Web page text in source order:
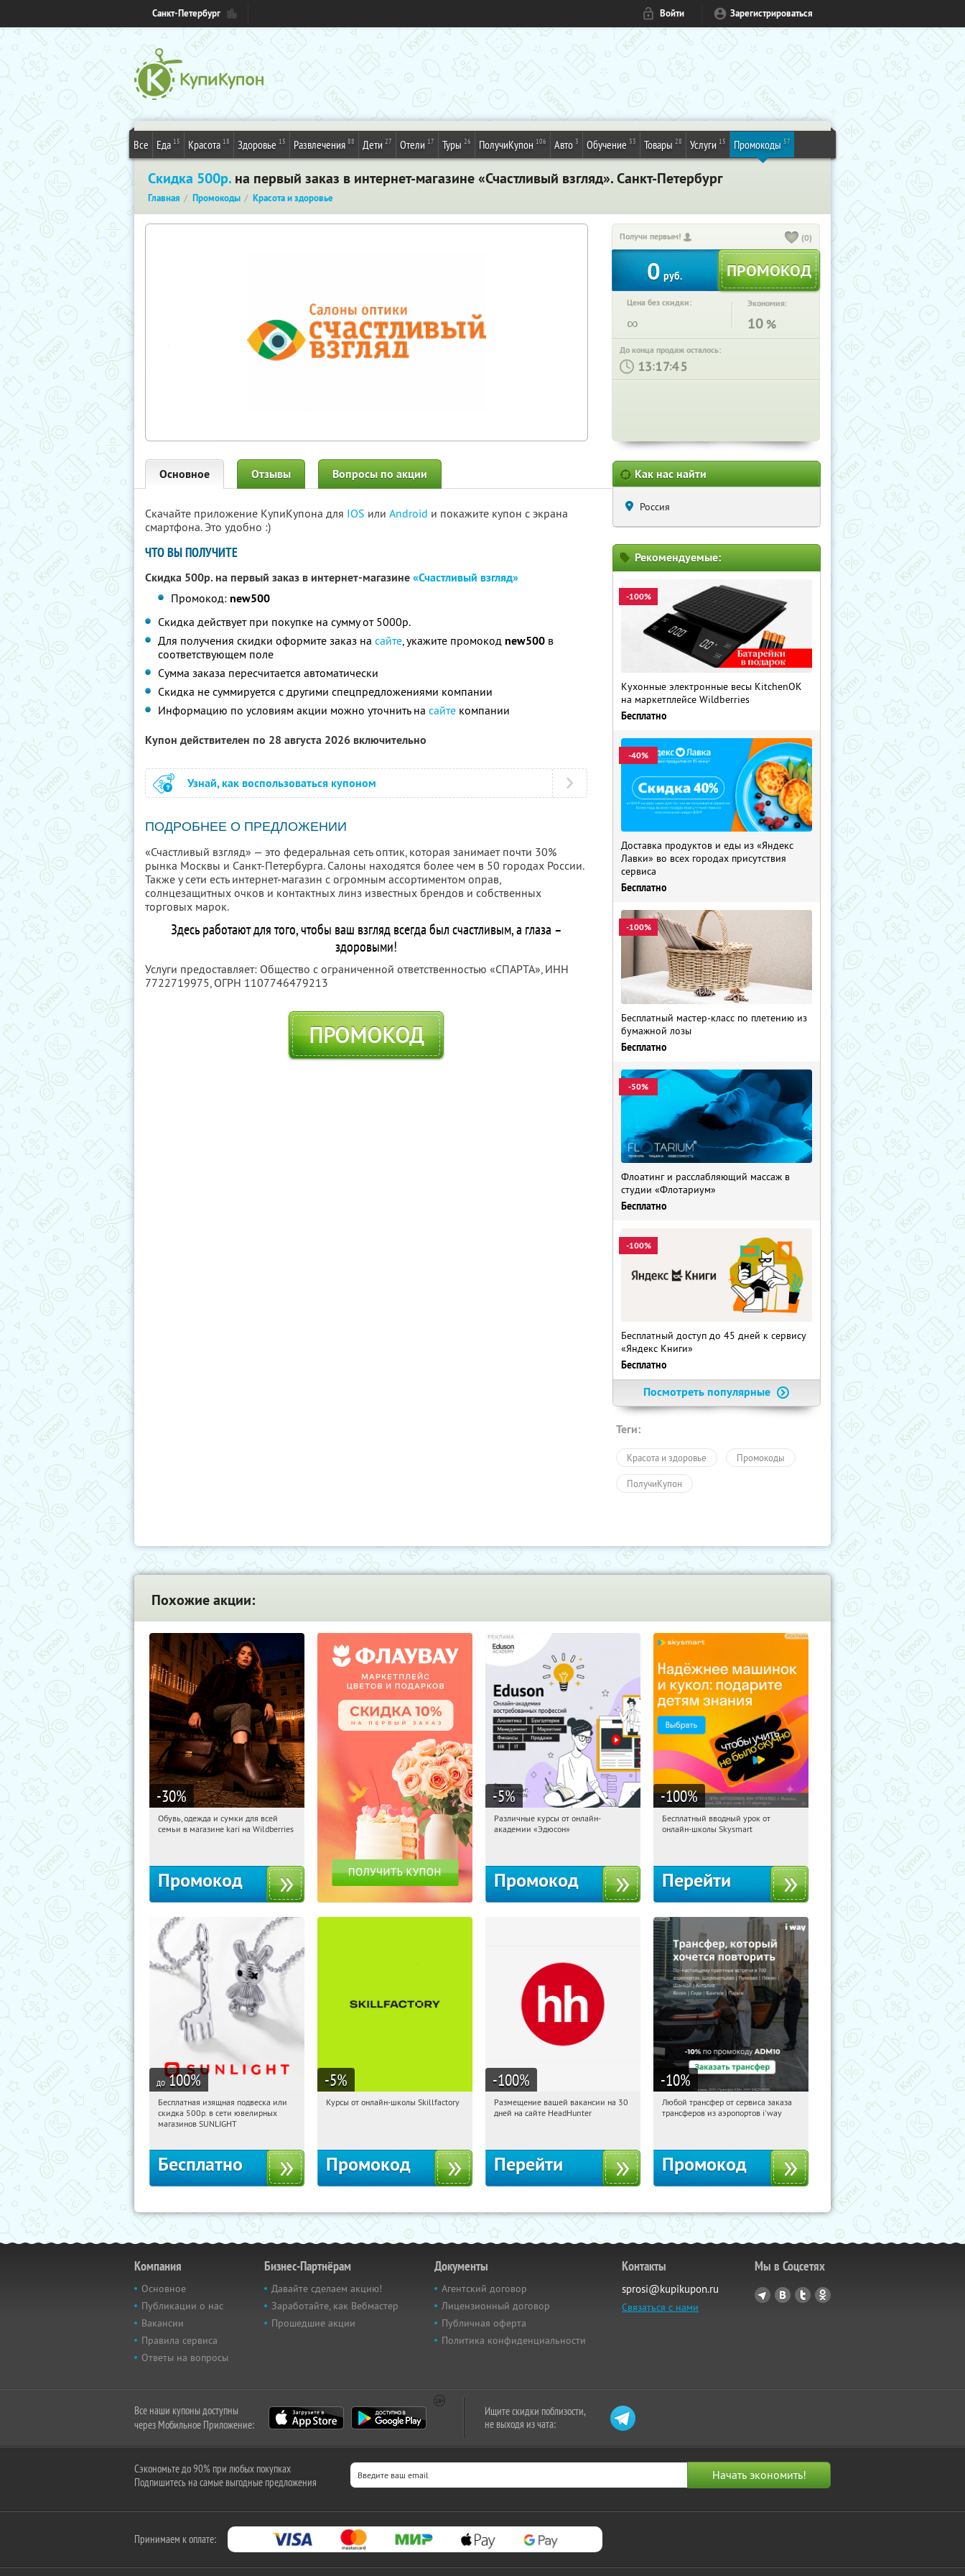
Санкт-Петербург Войти Зарегистрироваться
Все Еда 15 Красота 18 Здоровье 15 Развлечения 88 Дети 27 Отели 17 Туры 26 ПолучиКупон 106 Авто 3 Обучение 33 Товары 28 Услуги 15 Промокоды 57
Скидка 500р. на первый заказ в интернет-магазине «Счастливый взгляд». Санкт-Петербург
Главная Промокоды Красота и здоровье
Получи первым! (0)
0 руб.
Цена без скидки:
∞
Экономия:
10 %
До конца продаж осталось:
: :
Основное Отзывы Вопросы по акции
Скачайте приложение КупиКупона для IOS или Android и покажите купон с экрана
смартфона. Это удобно :)
ЧТО ВЫ ПОЛУЧИТЕ
Скидка 500р. на первый заказ в интернет-магазине«Счастливый взгляд»
Промокод:new500
Скидка действует при покупке на сумму от 5000р.
Для получения скидки оформите заказ на сайте, укажите промокод new500 в
соответствующем поле
Сумма заказа пересчитается автоматически
Скидка не суммируется с другими спецпредложениями компании
Информацию по условиям акции можно уточнить на сайте компании
Купон действителен по 28 августа 2026 включительно
Узнай, как воспользоваться купоном
ПОДРОБНЕЕ О ПРЕДЛОЖЕНИИ
«Счастливый взгляд» — это федеральная сеть оптик, которая занимает почти 30%
рынка Москвы и Санкт-Петербурга. Салоны находятся более чем в 50 городах России.
Также у сети есть интернет-магазин с огромным ассортиментом оправ,
солнцезащитных очков и контактных линз известных брендов и собственных
торговых марок.
Здесь работают для того, чтобы ваш взгляд всегда был счастливым, а глаза –
здоровыми!
Услуги предоставляет: Общество с ограниченной ответственностью «СПАРТА», ИНН
7722719975, ОГРН 1107746479213
ПРОМОКОД
Как нас найти
Россия
Рекомендуемые:
-100%
Кухонные электронные весы KitchenOK
на маркетплейсе Wildberries
Бесплатно
-40%
Доставка продуктов и еды из «Яндекс
Лавки» во всех городах присутствия
сервиса
Бесплатно
-100%
Бесплатный мастер-класс по плетению из
бумажной лозы
Бесплатно
-50%
Флоатинг и расслабляющий массаж в
студии «Флотариум»
Бесплатно
-100%
Бесплатный доступ до 45 дней к сервису
«Яндекс Книги»
Бесплатно
Посмотреть популярные
Теги:
Красота и здоровье Промокоды
ПолучиКупон
Похожие акции:
-30%
16:17:41 Получили:
Обувь, одежда и сумки для всей
семьи в магазине kari на Wildberries
Промокод
-5%
16:17:41 Получили:
Различные курсы от онлайн-
академии «Эдюсон»
Промокод
-100%
16:17:41
Получи первым!
Бесплатный вводный урок от
онлайн-школы Skysmart
Перейти
до 100%
16:17:41 Получили:
Россия
Бесплатная изящная подвеска или
скидка 500р. в сети ювелирных
магазинов SUNLIGHT
Бесплатно
-5%
16:17:41
Получи первым!
Курсы от онлайн-школы Skillfactory
Промокод
-100%
16:17:41
Получи первым!
Размещение вашей вакансии на 30
дней на сайте HeadHunter
Перейти
-10%
16:17:41
Получи первым!
Любой трансфер от сервиса заказа
трансферов из аэропортов i'way
Промокод
Компания
Основное
Публикации о нас
Вакансии
Правила сервиса
Ответы на вопросы
Бизнес-Партнёрам
Давайте сделаем акцию!
Заработайте, как Вебмастер
Прошедшие акции
Документы
Агентский договор
Лицензионный договор
Публичная оферта
Политика конфиденциальности
Контакты
sprosi@kupikupon.ru
Связаться с нами
Мы в Соцсетях
Все наши купоны доступны
через Мобильное Приложение:
Ищите скидки поблизости,
не выходя из чата:
Сэкономьте до 90% при любых покупках
Подпишитесь на самые выгодные предложения
Принимаем к оплате: